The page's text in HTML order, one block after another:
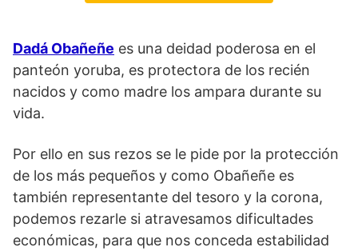
Dadá Obañeñe es una deidad poderosa en el
panteón yoruba, es protectora de los recién
nacidos y como madre los ampara durante su
vida.
Por ello en sus rezos se le pide por la protección
de los más pequeños y como Obañeñe es
también representante del tesoro y la corona,
podemos rezarle si atravesamos dificultades
económicas, para que nos conceda estabilidad